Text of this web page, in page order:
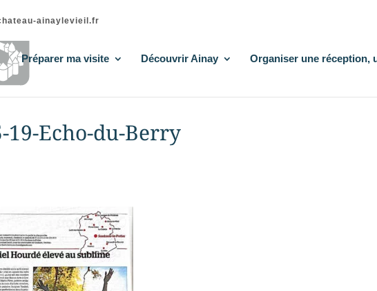
ainaylevieil.fr
Préparer ma visite Découvrir Ainay Organiser une réception,
19-Echo-du-Berry